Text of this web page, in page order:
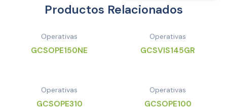
Productos Relacionados
Operativas
GCSOPE150NE
Operativas
GCSVIS145GR
Operativas
GCSOPE310
Operativas
GCSOPE100